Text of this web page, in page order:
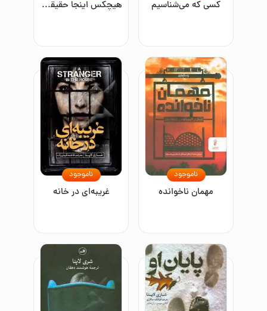
کسی که می‌شناسیم هیچکس اینجا حقیقت را نمی‌گوید
مهمان ناخوانده
ناموجود
غریبه‌ای در خانه
ناموجود